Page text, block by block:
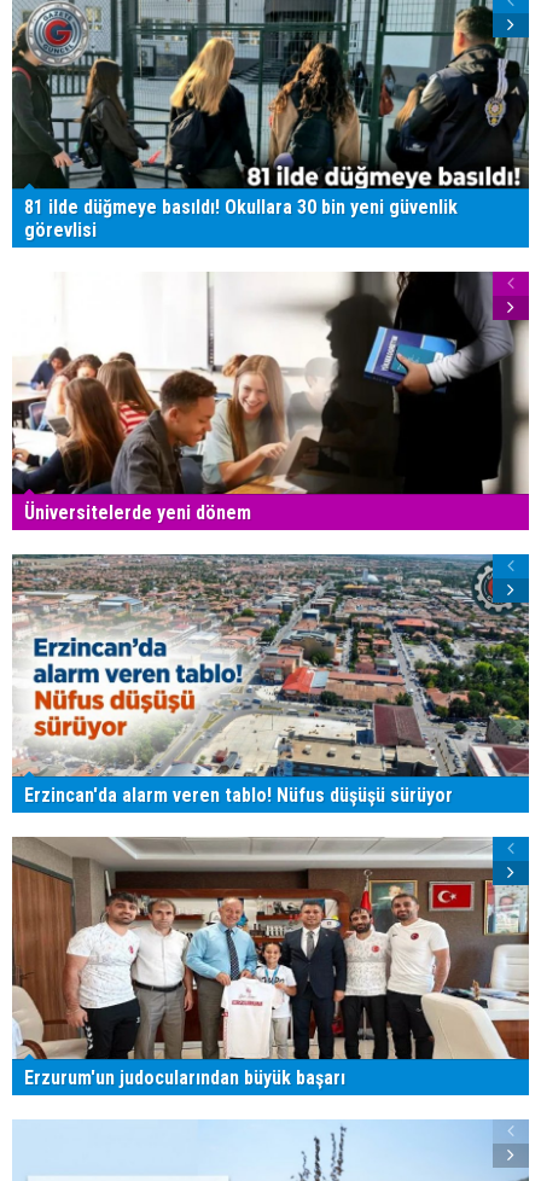
81 ilde düğmeye basıldı! Okullara 30 bin yeni güvenlik
görevlisi
Üniversitelerde yeni dönem
Erzincan'da alarm veren tablo! Nüfus düşüşü sürüyor
Erzurum'un judocularından büyük başarı